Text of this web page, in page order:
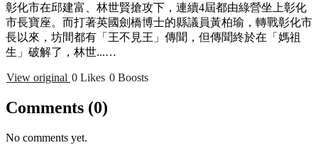
彰化市在邱建富、林世賢搶攻下，連續4屆都由綠營坐上彰化
市長寶座。而打著英國劍橋博士的縣議員黃柏瑜，轉戰彰化市
長以來，坊間都有「王不見王」傳聞，但傳聞終於在「媽祖
生」破解了，林世...…
View original 0 Likes 0 Boosts
Comments (0)
No comments yet.